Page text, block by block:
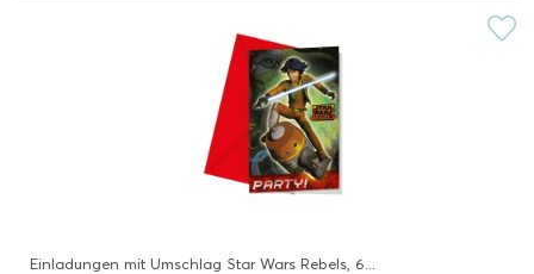
Einladungen mit Umschlag Star Wars Rebels, 6...